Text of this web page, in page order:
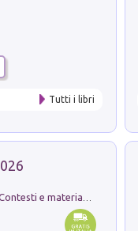
Tutti i libri